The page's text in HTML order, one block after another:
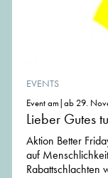
EVENTS
Event am|ab 29.
Lieber Gutes
Aktion Better
auf
Rabattschlachten